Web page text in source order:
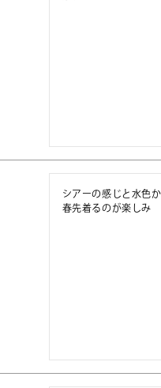
シアーの感じと水色か
春先着るのが楽しみ